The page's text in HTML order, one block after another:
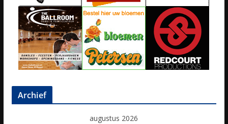
Archief
augustus 2026